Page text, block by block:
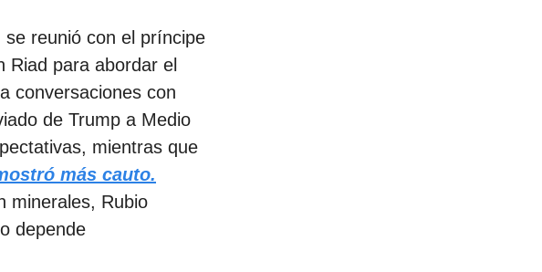
se reunió con el príncipe
Riad para abordar el
conversaciones con
de Trump a Medio
mientras que
más cauto.
minerales, Rubio
depende